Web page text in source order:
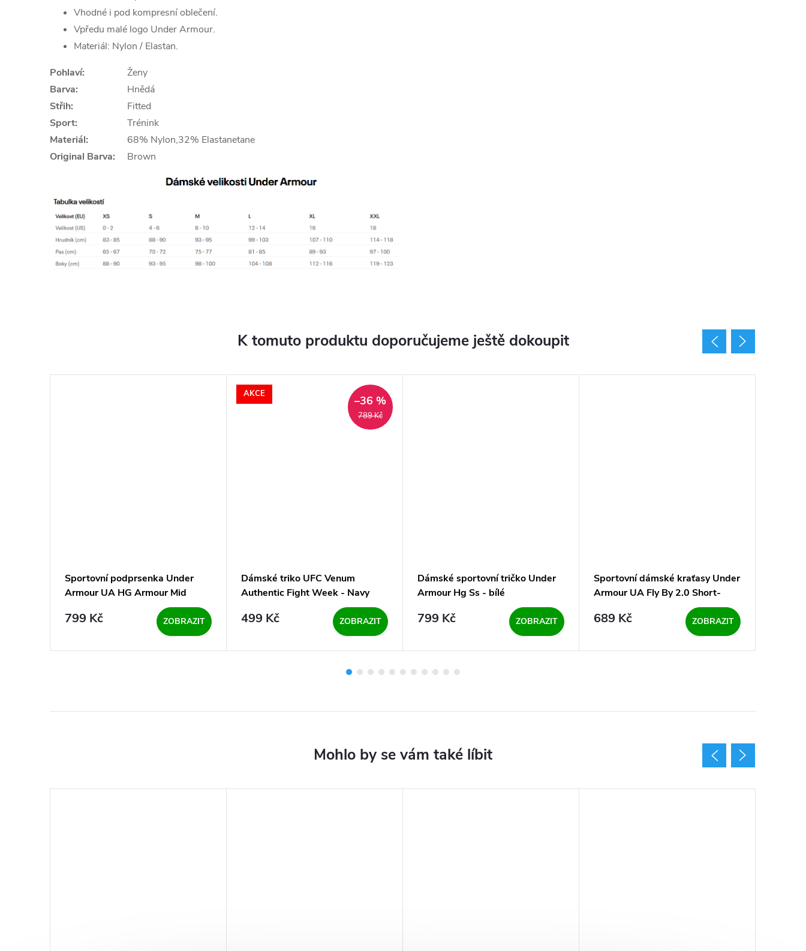
Vhodné i pod kompresní oblečení.
Vpředu malé logo Under Armour.
Materiál: Nylon / Elastan.
Pohlaví:
Ženy
Barva:
Hnědá
Střih:
Fitted
Sport:
Trénink
Materiál:
68% Nylon,32% Elastanetane
Original Barva:
Brown
K tomuto produktu doporučujeme ještě dokoupit
Sportovní podprsenka Under
Armour UA HG Armour Mid
799 Kč ZOBRAZIT
AKCE
789 Kč
–36 %
Dámské triko UFC Venum
Authentic Fight Week - Navy
499 Kč ZOBRAZIT
Dámské sportovní tričko Under
Armour Hg Ss - bílé
799 Kč ZOBRAZIT
Sportovní dámské kraťasy Under
Armour UA Fly By 2.0 Short-
689 Kč ZOBRAZIT